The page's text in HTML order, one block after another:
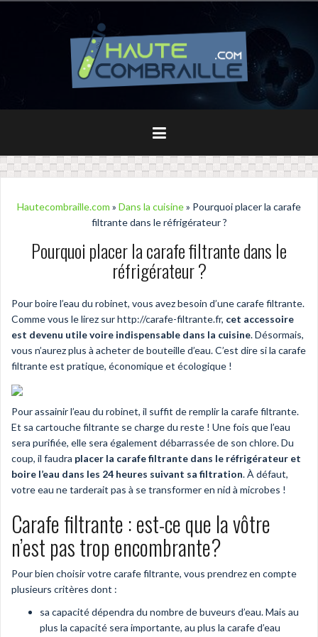
Hautecombraille.com » Dans la cuisine» Pourquoi placer la carafe
filtrante dans le réfrigérateur ?
Pourquoi placer la carafe filtrante dans le
réfrigérateur ?
Pour boire l’eau du robinet, vous avez besoin d’une carafe filtrante.
Comme vous le lirez sur http://carafe-filtrante.fr, cet accessoire
est devenu utile voire indispensable dans la cuisine. Désormais,
vous n’aurez plus à acheter de bouteille d’eau. C’est dire si la carafe
filtrante est pratique, économique et écologique !
Pour assainir l’eau du robinet, il suffit de remplir la carafe filtrante.
Et sa cartouche filtrante se charge du reste ! Une fois que l’eau
sera purifiée, elle sera également débarrassée de son chlore. Du
coup, il faudra placer la carafe filtrante dans le réfrigérateur et
boire l’eau dans les 24 heures suivant sa filtration. À défaut,
votre eau ne tarderait pas à se transformer en nid à microbes !
Carafe filtrante : est-ce que la vôtre
n’est pas trop encombrante?
Pour bien choisir votre carafe filtrante, vous prendrez en compte
plusieurs critères dont :
sa capacité dépendra du nombre de buveurs d’eau. Mais au
plus la capacité sera importante, au plus la carafe d’eau